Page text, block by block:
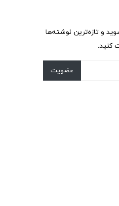
و تازه‌ترین نوشته‌ها
کنید.
عضویت